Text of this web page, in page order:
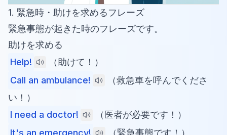
1. 緊急時・助けを求めるフレーズ
緊急事態が起きた時のフレーズです。
助けを求める
Help!
（助けて！）
Call an ambulance!
（救急車を呼んでくださ
い！）
I need a doctor!
（医者が必要です！）
It's an emergency!
（緊急事態です！）